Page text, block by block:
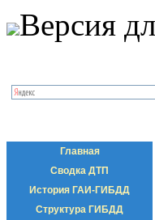
Версия
Главная
Сводка ДТП
История ГАИ-ГИБДД
Структура ГИБДД